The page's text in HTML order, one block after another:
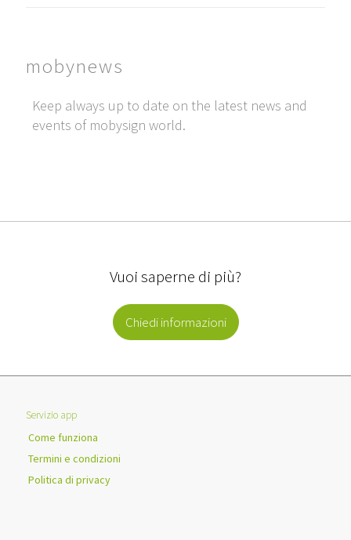
mobynews
Keep always up to date on the latest news and
events of mobysign world.
Vuoi saperne di più?
Chiedi informazioni
Servizio app
Come funziona
Termini e condizioni
Politica di privacy